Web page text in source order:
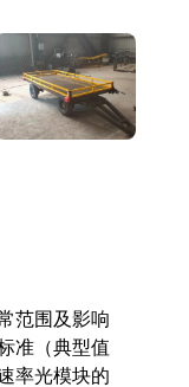
范围及影响
准（典型值
率光模块的